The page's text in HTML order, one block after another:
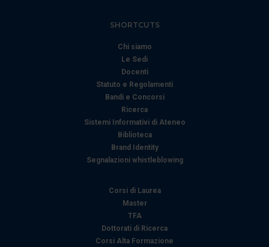
SHORTCUTS
Chi siamo
Le Sedi
Docenti
Statuto e Regolamenti
Bandi e Concorsi
Ricerca
Sistemi Informativi di Ateneo
Biblioteca
Brand Identity
Segnalazioni whistleblowing
Corsi di Laurea
Master
TFA
Dottorati di Ricerca
Corsi Alta Formazione